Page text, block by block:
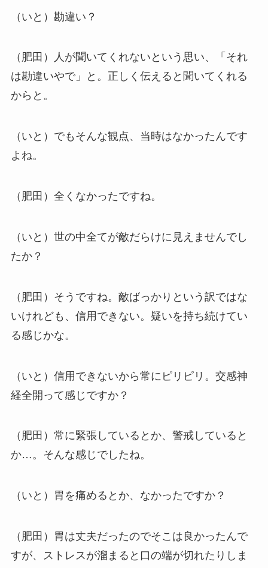
（いと）勘違い？
（肥田）人が聞いてくれないという思い、「それ
は勘違いやで」と。正しく伝えると聞いてくれる
からと。
（いと）でもそんな観点、当時はなかったんです
よね。
（肥田）全くなかったですね。
（いと）世の中全てが敵だらけに見えませんでし
たか？
（肥田）そうですね。敵ばっかりという訳ではな
いけれども、信用できない。疑いを持ち続けてい
る感じかな。
（いと）信用できないから常にピリピリ。交感神
経全開って感じですか？
（肥田）常に緊張しているとか、警戒していると
か…。そんな感じでしたね。
（いと）胃を痛めるとか、なかったですか？
（肥田）胃は丈夫だったのでそこは良かったんで
すが、ストレスが溜まると口の端が切れたりしま